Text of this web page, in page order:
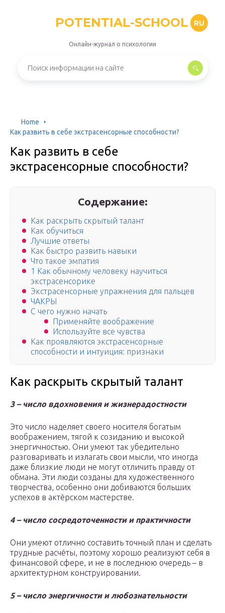
POTENTIAL-SCHOOL RU
Онлайн-журнал о психологии
Home
Как развить в себе экстрасенсорные способности?
Как развить в себе
экстрасенсорные способности?
Содержание:
Как раскрыть скрытый талант
Как обучиться
Лучшие ответы
Как быстро развить навыки
Что такое эмпатия
1 Как обычному человеку научиться
экстрасенсорике
Экстрасенсорные упражнения для пальцев
ЧАКРЫ
С чего нужно начать
Применяйте воображение
Используйте все чувства
Как проявляются экстрасенсорные
способности и интуиция: признаки
Как раскрыть скрытый талант
3 – число вдохновения и жизнерадостности
Это число наделяет своего носителя богатым
воображением, тягой к созиданию и высокой
энергичностью. Они умеют так убедительно
разговаривать и излагать свои мысли, что иногда
даже близкие люди не могут отличить правду от
обмана. Эти люди созданы для художественного
творчества, особенно они добиваются больших
успехов в актёрском мастерстве.
4 – число сосредоточенности и практичности
Они умеют отлично составить точный план и сделать
трудные расчёты, поэтому хорошо реализуют себя в
финансовой сфере, и не в последнюю очередь – в
архитектурном конструировании.
5 – число энергичности и любознательности